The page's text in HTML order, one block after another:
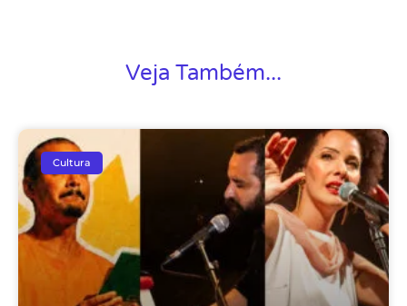
Veja Também...
Cultura